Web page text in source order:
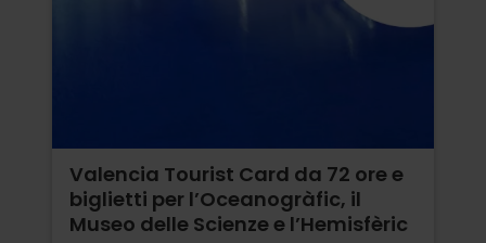
Valencia Tourist Card da 72 ore e
biglietti per l’Oceanogràfic, il
Museo delle Scienze e l’Hemisfèric